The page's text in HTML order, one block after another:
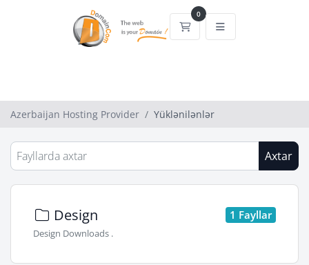
0
Səbət
Azerbaijan Hosting Provider Yüklənilənlər
Axtar
Design 1 Fayllar
Design Downloads .